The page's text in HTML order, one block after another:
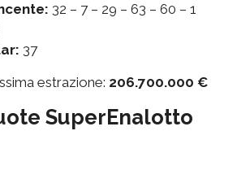
32 – 7 – 29 – 63 – 60 – 1
37
estrazione: 206.700.000 €
SuperEnalotto